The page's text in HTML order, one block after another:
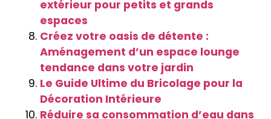
extérieur pour petits et grands
espaces
Créez votre oasis de détente :
Aménagement d’un espace lounge
tendance dans votre jardin
Le Guide Ultime du Bricolage pour la
Décoration Intérieure
Réduire sa consommation d’eau dans